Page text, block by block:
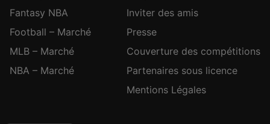
Fantasy NBA
Football – Marché
MLB – Marché
NBA – Marché
Inviter des amis
Presse
Couverture des compétitions
Partenaires sous licence
Mentions Légales